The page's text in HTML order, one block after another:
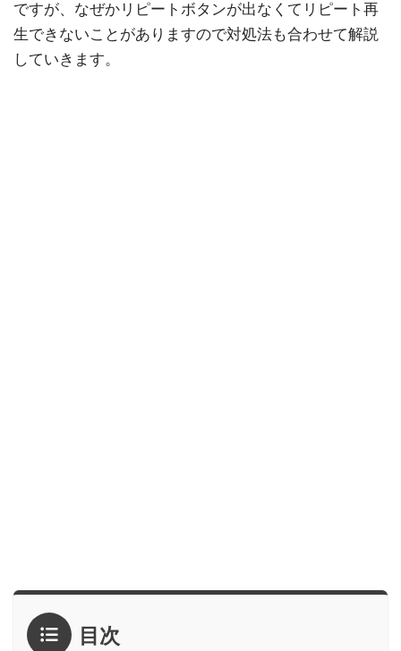
ですが、なぜかリピートボタンが出なくてリピート再
生できないことがありますので対処法も合わせて解説
していきます。
目次